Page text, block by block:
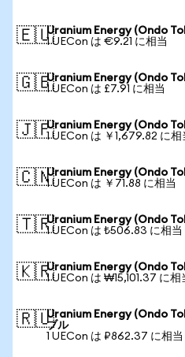
🇪🇺Uranium Energy (Ondo
1 UECon は €9.21 に相当
🇬🇧Uranium Energy (Ondo
1 UECon は £7.91 に相当
🇯🇵Uranium Energy (Ondo
1 UECon は ￥1,679.82 に相
🇨🇳Uranium Energy (Ondo
1 UECon は ￥71.88 に相当
🇹🇷Uranium Energy (Ondo
1 UECon は ₺506.83 に相当
🇰🇷Uranium Energy (Ondo
1 UECon は ₩15,101.37 に相
🇷🇺Uranium Energy (Ondo
ブル
1 UECon は ₽862.37 に相当